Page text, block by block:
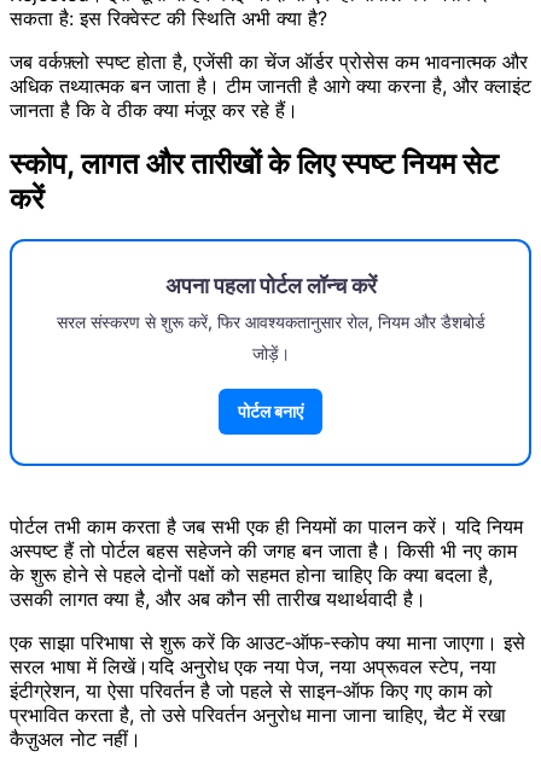
सकता है: इस रिक्वेस्ट की स्थिति अभी क्या है?
जब वर्कफ़्लो स्पष्ट होता है, एजेंसी का चेंज ऑर्डर प्रोसेस कम भावनात्मक और
अधिक तथ्यात्मक बन जाता है। टीम जानती है आगे क्या करना है, और क्लाइंट
जानता है कि वे ठीक क्या मंजूर कर रहे हैं।
स्कोप, लागत और तारीखों के लिए स्पष्ट नियम सेट
करें
अपना पहला पोर्टल लॉन्च करें
सरल संस्करण से शुरू करें, फिर आवश्यकतानुसार रोल, नियम और डैशबोर्ड
जोड़ें।
पोर्टल बनाएं
पोर्टल तभी काम करता है जब सभी एक ही नियमों का पालन करें। यदि नियम
अस्पष्ट हैं तो पोर्टल बहस सहेजने की जगह बन जाता है। किसी भी नए काम
के शुरू होने से पहले दोनों पक्षों को सहमत होना चाहिए कि क्या बदला है,
उसकी लागत क्या है, और अब कौन सी तारीख यथार्थवादी है।
एक साझा परिभाषा से शुरू करें कि आउट‑ऑफ‑स्कोप क्या माना जाएगा। इसे
सरल भाषा में लिखें।यदि अनुरोध एक नया पेज, नया अप्रूवल स्टेप, नया
इंटीग्रेशन, या ऐसा परिवर्तन है जो पहले से साइन‑ऑफ किए गए काम को
प्रभावित करता है, तो उसे परिवर्तन अनुरोध माना जाना चाहिए, चैट में रखा
कैज़ुअल नोट नहीं।